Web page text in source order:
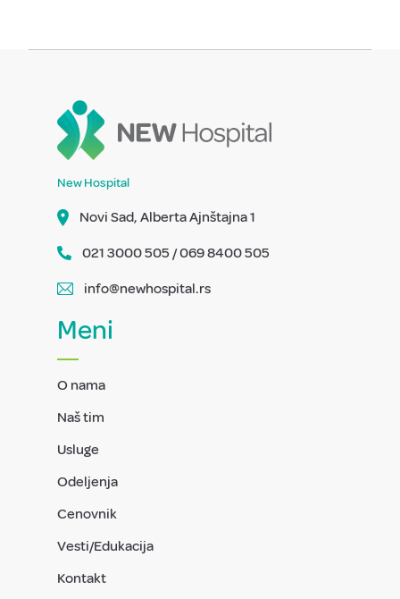
New Hospital
Novi Sad, Alberta Ajnštajna 1
021 3000 505 / 069 8400 505
info@newhospital.rs
Meni
O nama
Naš tim
Usluge
Odeljenja
Cenovnik
Vesti/Edukacija
Kontakt